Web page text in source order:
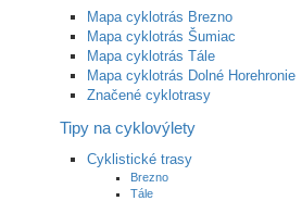
Mapa cyklotrás Brezno
Mapa cyklotrás Šumiac
Mapa cyklotrás Tále
Mapa cyklotrás Dolné Horehronie
Značené cyklotrasy
Tipy na cyklovýlety
Cyklistické trasy
Brezno
Tále